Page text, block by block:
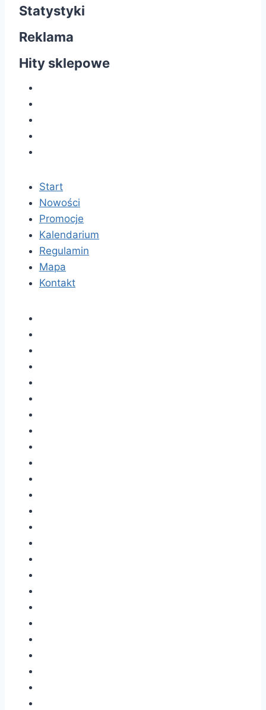
Statystyki
Reklama
Hity sklepowe
Start
Nowości
Promocje
Kalendarium
Regulamin
Mapa
Kontakt